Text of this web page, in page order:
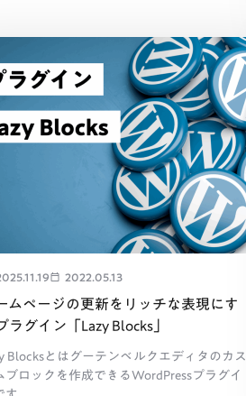
2022.05.13
ムページの更新をリッチな表現にす
ラグイン「Lazy Blocks」
Blocksとはグーテンベルクエディタのカス
ブロックを作成できるWordPressプラグイ